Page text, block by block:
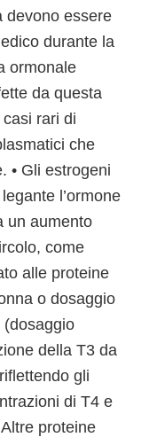
devono essere
durante la
ormonale
da questa
rari di
che
• Gli estrogeni
l’ormone
un aumento
come
alle proteine
o dosaggio
(dosaggio
della T3 da
gli
di T4 e
proteine